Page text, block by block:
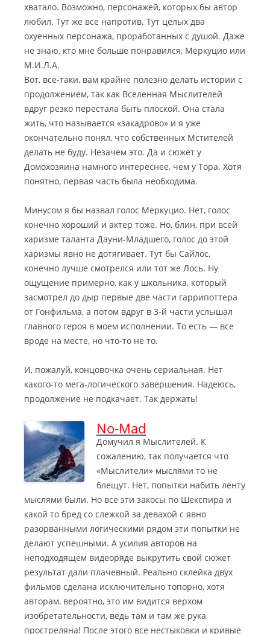
хватало. Возможно, персонажей, которых бы автор
любил. Тут же все напротив. Тут целых два
охуенных персонажа, проработанных с душой. Даже
не знаю, кто мне больше понравился, Меркуцио или
М.И.Л.А.
Вот, все-таки, вам крайне полезно делать истории с
продолжением, так как Вселенная Мыслителей
вдруг резко перестала быть плоской. Она стала
жить, что называется «закадрово» и я уже
окончательно понял, что собственных Мстителей
делать не буду. Незачем это. Да и сюжет у
Домохозяина намного интереснее, чем у Тора. Хотя
понятно, первая часть была необходима.
Минусом я бы назвал голос Меркуцио. Нет, голос
конечно хороший и актер тоже. Но, блин, при всей
харизме таланта Дауни-Младшего, голос до этой
харизмы явно не дотягивает. Тут бы Сайлос,
конечно лучше смотрелся или тот же Лось. Ну
ощущение примерно, как у школьника, который
засмотрел до дыр первые две части гаррипоттера
от Гонфильма, а потом вдруг в 3-й части услышал
главного героя в моем исполнении. То есть — все
вроде на месте, но что-то не то.
И, пожалуй, концовочка очень сериальная. Нет
какого-то мега-логического завершения. Надеюсь,
продолжение не подкачает. Так держать!
No-Mad
Домучил я Мыслителей. К
сожалению, так получается что
«Мыслители» мыслями то не
блещут. Нет, попытки набить ленту
мыслями были. Но все эти закосы по Шекспира и
какой то бред со слежкой за девахой с явно
разорванными логическими рядом эти попытки не
делают успешными. А усилия авторов на
неподходящем видеоряде выкрутить свой сюжет
результат дали плачевный. Реально склейка двух
фильмов сделана исключительно топорно, хотя
авторам, вероятно, это им видится верхом
изобретательности, ведь там и там же рука
простреляна! После этого все нестыковки и кривые